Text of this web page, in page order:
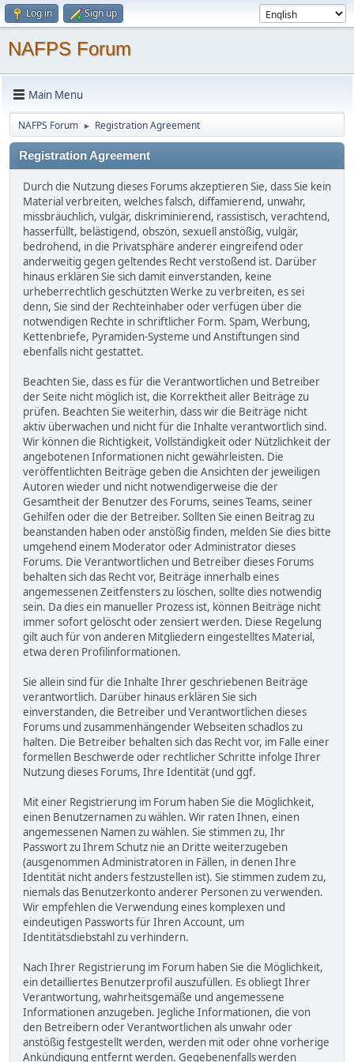
Log in Sign up
NAFPS Forum
Main Menu
NAFPS Forum ► Registration Agreement
Registration Agreement
Durch die Nutzung dieses Forums akzeptieren Sie, dass Sie kein
Material verbreiten, welches falsch, diffamierend, unwahr,
missbräuchlich, vulgär, diskriminierend, rassistisch, verachtend,
hasserfüllt, belästigend, obszön, sexuell anstößig, vulgär,
bedrohend, in die Privatsphäre anderer eingreifend oder
anderweitig gegen geltendes Recht verstoßend ist. Darüber
hinaus erklären Sie sich damit einverstanden, keine
urheberrechtlich geschützten Werke zu verbreiten, es sei
denn, Sie sind der Rechteinhaber oder verfügen über die
notwendigen Rechte in schriftlicher Form. Spam, Werbung,
Kettenbriefe, Pyramiden-Systeme und Anstiftungen sind
ebenfalls nicht gestattet.
Beachten Sie, dass es für die Verantwortlichen und Betreiber
der Seite nicht möglich ist, die Korrektheit aller Beiträge zu
prüfen. Beachten Sie weiterhin, dass wir die Beiträge nicht
aktiv überwachen und nicht für die Inhalte verantwortlich sind.
Wir können die Richtigkeit, Vollständigkeit oder Nützlichkeit der
angebotenen Informationen nicht gewährleisten. Die
veröffentlichten Beiträge geben die Ansichten der jeweiligen
Autoren wieder und nicht notwendigerweise die der
Gesamtheit der Benutzer des Forums, seines Teams, seiner
Gehilfen oder die der Betreiber. Sollten Sie einen Beitrag zu
beanstanden haben oder anstößig finden, melden Sie dies bitte
umgehend einem Moderator oder Administrator dieses
Forums. Die Verantwortlichen und Betreiber dieses Forums
behalten sich das Recht vor, Beiträge innerhalb eines
angemessenen Zeitfensters zu löschen, sollte dies notwendig
sein. Da dies ein manueller Prozess ist, können Beiträge nicht
immer sofort gelöscht oder zensiert werden. Diese Regelung
gilt auch für von anderen Mitgliedern eingestelltes Material,
etwa deren Profilinformationen.
Sie allein sind für die Inhalte Ihrer geschriebenen Beiträge
verantwortlich. Darüber hinaus erklären Sie sich
einverstanden, die Betreiber und Verantwortlichen dieses
Forums und zusammenhängender Webseiten schadlos zu
halten. Die Betreiber behalten sich das Recht vor, im Falle einer
formellen Beschwerde oder rechtlicher Schritte infolge Ihrer
Nutzung dieses Forums, Ihre Identität (und ggf.
Mit einer Registrierung im Forum haben Sie die Möglichkeit,
einen Benutzernamen zu wählen. Wir raten Ihnen, einen
angemessenen Namen zu wählen. Sie stimmen zu, Ihr
Passwort zu Ihrem Schutz nie an Dritte weiterzugeben
(ausgenommen Administratoren in Fällen, in denen Ihre
Identität nicht anders festzustellen ist). Sie stimmen zudem zu,
niemals das Benutzerkonto anderer Personen zu verwenden.
Wir empfehlen die Verwendung eines komplexen und
eindeutigen Passworts für Ihren Account, um
Identitätsdiebstahl zu verhindern.
Nach Ihrer Registrierung im Forum haben Sie die Möglichkeit,
ein detailliertes Benutzerprofil auszufüllen. Es obliegt Ihrer
Verantwortung, wahrheitsgemäße und angemessene
Informationen anzugeben. Jegliche Informationen, die von
den Betreibern oder Verantwortlichen als unwahr oder
anstößig festgestellt werden, werden mit oder ohne vorherige
Ankündigung entfernt werden. Gegebenenfalls werden